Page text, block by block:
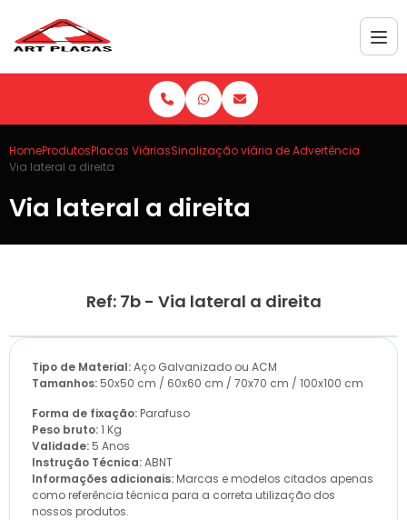
HomeProdutosPlacas ViáriasSinalização viária de Advertência
Via lateral a direita
Via lateral a direita
Ref: 7b - Via lateral a direita
Tipo de Material:Aço Galvanizado ou ACM
Tamanhos: 50x50 cm / 60x60 cm / 70x70 cm / 100x100 cm
Forma de fixação: Parafuso
Peso bruto:1 Kg
Validade: 5 Anos
Instrução Técnica:ABNT
Informações adicionais: Marcas e modelos citados apenas
como referência técnica para a correta utilização dos
nossos produtos.